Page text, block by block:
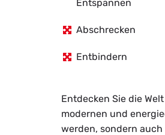
Entspannen
Abschrecken
Entbindern
Ent­de­cken Sie die
mo­der­nen und
wer­den, son­dern